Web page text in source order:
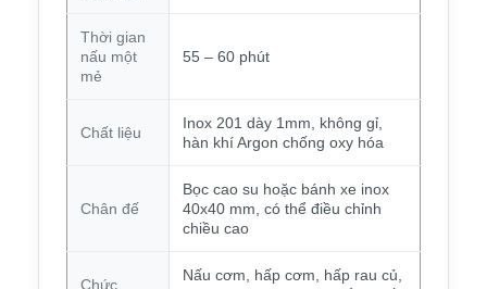
Thời gian
nấu một
mẻ
55 – 60 phút
Chất liệu
Inox 201 dày 1mm, không gỉ,
hàn khí Argon chống oxy hóa
Chân đế
Bọc cao su hoặc bánh xe inox
40x40 mm, có thể điều chỉnh
chiều cao
Chức
Nấu cơm, hấp cơm, hấp rau củ,